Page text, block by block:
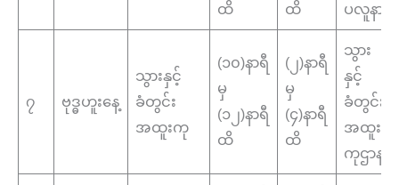
ထိ
ထိ
ပလူနာ
၇ ဗုဒ္ဓဟူးနေ့
သွားနှင့်
ခံတွင်း
အထူးကု
(၁၀)နာရီ
မှ
(၁၂)နာရီ
ထိ
(၂)နာရီ
မှ
(၄)နာရီ
ထိ
သွား
နှင့်
ခံတွင်း
အထူး
ကုဌာန